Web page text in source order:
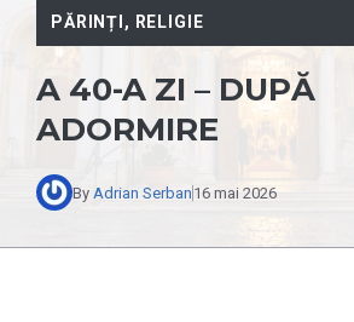
PĂRINȚI , RELIGIE
A 40-A ZI – DUPĂ
ADORMIRE
By Adrian Serban 16 mai 2026